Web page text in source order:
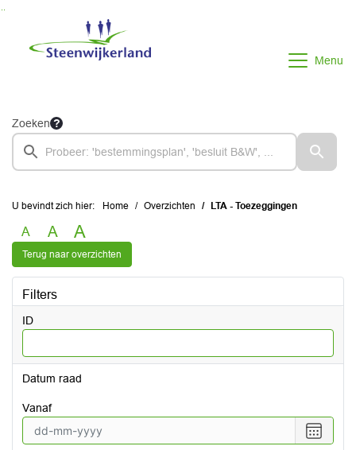
Ga naar de inhoud van deze pagina
Menu
Zoeken
U bevindt zich hier: Home Overzichten LTA - Toezeggingen
A A A
Terug naar overzichten
Filters
ID
Datum raad
vanaf
een